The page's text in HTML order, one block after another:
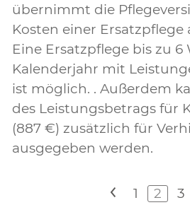
übernimmt die
Kosten einer Ersatzpflege
Eine Ersatzpflege bis zu 6
Kalenderjahr mit
ist möglich. . Außerdem
des Leistungsbetrags für
(887 €) zusätzlich für
ausgegeben werden.
< 1 2 3